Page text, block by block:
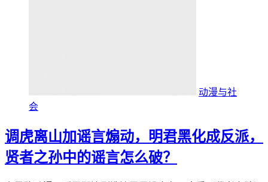
动漫与社
会
调虎离山加谣言煽动，明君黑化成反派，
贤者之孙中的谣言怎么破？